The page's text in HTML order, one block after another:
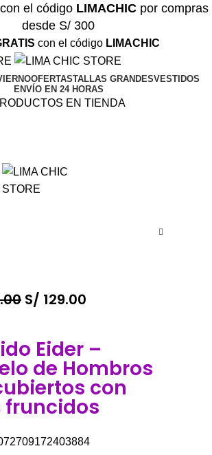
el código LIMACHICpor compras
desde S/ 300
con el código LIMACHIC
OFERTASTALLAS GRANDESVESTIDOS
ENVÍO EN 24 HORAS
EN TIENDA
S/ 129.00
Eider –
de Hombros
con
fruncidos